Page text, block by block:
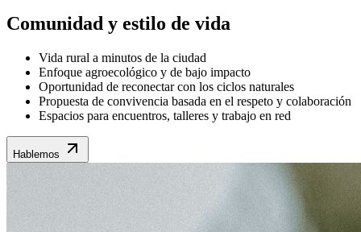
Comunidad y estilo de vida
Vida rural a minutos de la ciudad
Enfoque agroecológico y de bajo impacto
Oportunidad de reconectar con los ciclos naturales
Propuesta de convivencia basada en el respeto y colaboración
Espacios para encuentros, talleres y trabajo en red
Hablemos